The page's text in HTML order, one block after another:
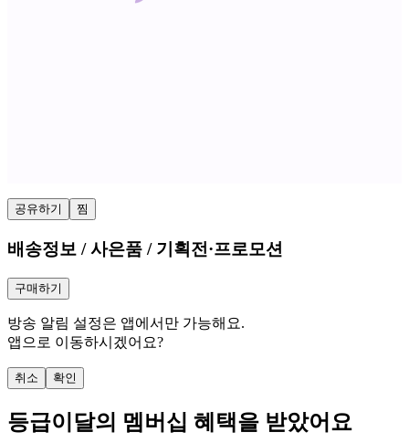
공유하기 찜
배송정보 / 사은품 / 기획전·프로모션
구매하기
방송 알림 설정은 앱에서만 가능해요.
앱으로 이동하시겠어요?
취소 확인
등급이달의 멤버십 혜택을 받았어요